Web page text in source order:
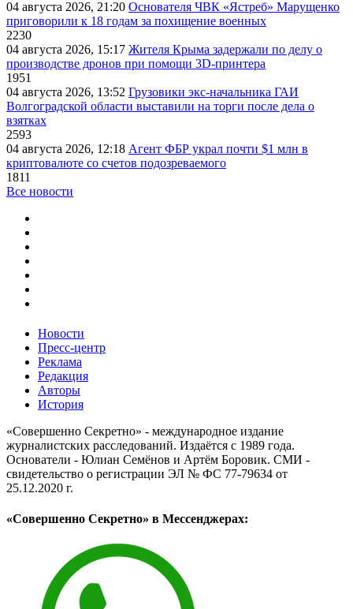
04 августа 2026, 21:20 Основателя ЧВК «Ястреб» Марущенко
приговорили к 18 годам за похищение военных
2230
04 августа 2026, 15:17 Жителя Крыма задержали по делу о
производстве дронов при помощи 3D‑принтера
1951
04 августа 2026, 13:52 Грузовики экс-начальника ГАИ
Волгоградской области выставили на торги после дела о
взятках
2593
04 августа 2026, 12:18 Агент ФБР украл почти $1 млн в
криптовалюте со счетов подозреваемого
1811
Все новости
Новости
Пресс-центр
Реклама
Редакция
Авторы
История
«Совершенно Секретно» - международное издание
журналистских расследований. Издаётся с 1989 года.
Основатели - Юлиан Семёнов и Артём Боровик. CМИ -
свидетельство о регистрации ЭЛ № ФС 77-79634 от
25.12.2020 г.
«Совершенно Секретно» в Мессенджерах: